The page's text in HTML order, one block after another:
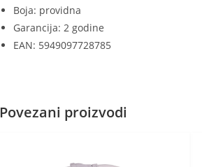
Boja: providna
Garancija: 2 godine
EAN: 5949097728785
Povezani proizvodi